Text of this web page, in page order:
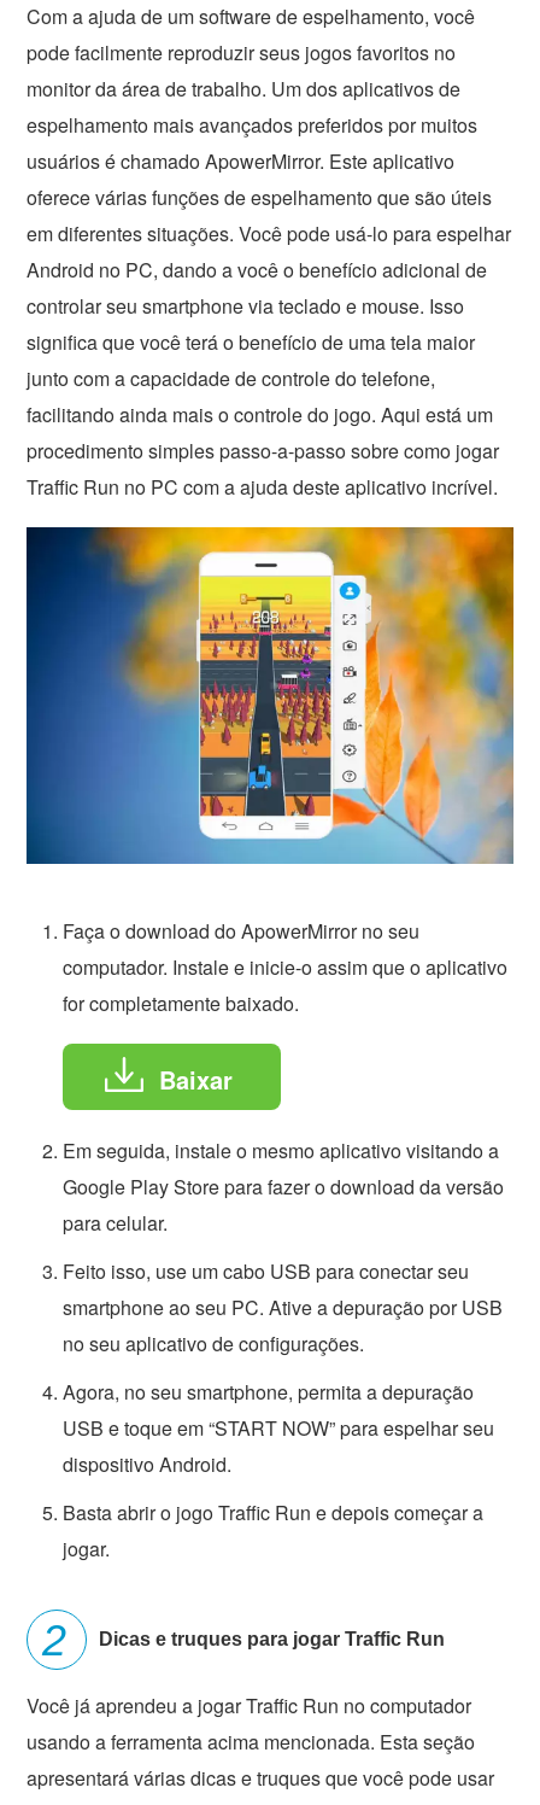
Com a ajuda de um software de espelhamento, você
pode facilmente reproduzir seus jogos favoritos no
monitor da área de trabalho. Um dos aplicativos de
espelhamento mais avançados preferidos por muitos
usuários é chamado ApowerMirror. Este aplicativo
oferece várias funções de espelhamento que são úteis
em diferentes situações. Você pode usá-lo para espelhar
Android no PC, dando a você o benefício adicional de
controlar seu smartphone via teclado e mouse. Isso
significa que você terá o benefício de uma tela maior
junto com a capacidade de controle do telefone,
facilitando ainda mais o controle do jogo. Aqui está um
procedimento simples passo-a-passo sobre como jogar
Traffic Run no PC com a ajuda deste aplicativo incrível.
Faça o download do ApowerMirror no seu
computador. Instale e inicie-o assim que o aplicativo
for completamente baixado.
Baixar
Em seguida, instale o mesmo aplicativo visitando a
Google Play Store para fazer o download da versão
para celular.
Feito isso, use um cabo USB para conectar seu
smartphone ao seu PC. Ative a depuração por USB
no seu aplicativo de configurações.
Agora, no seu smartphone, permita a depuração
USB e toque em “START NOW” para espelhar seu
dispositivo Android.
Basta abrir o jogo Traffic Run e depois começar a
jogar.
Dicas e truques para jogar Traffic Run
Você já aprendeu a jogar Traffic Run no computador
usando a ferramenta acima mencionada. Esta seção
apresentará várias dicas e truques que você pode usar